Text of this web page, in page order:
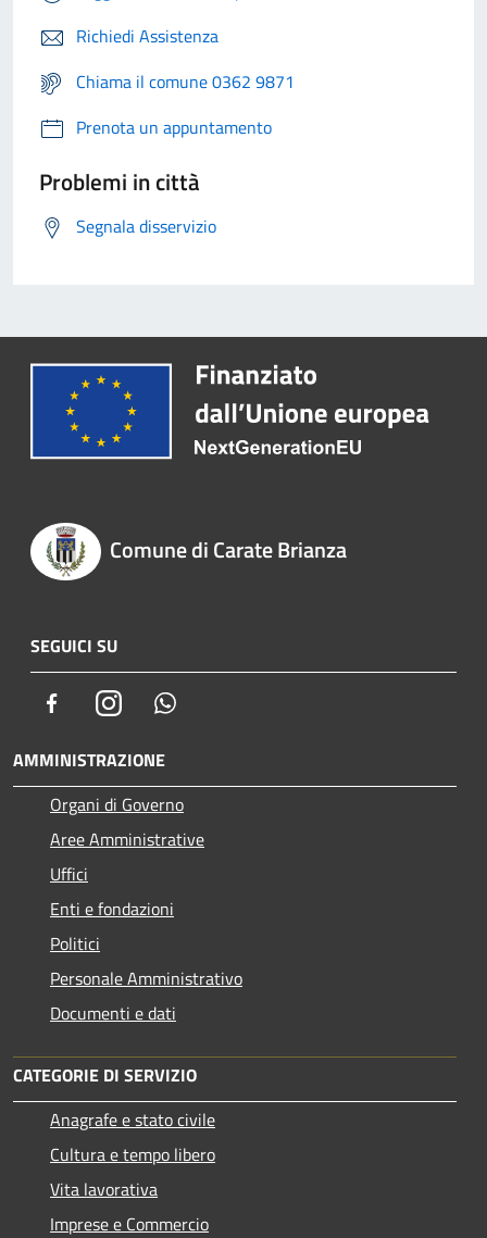
Richiedi Assistenza
Chiama il comune 0362 9871
Prenota un appuntamento
Problemi in città
Segnala disservizio
Comune di Carate Brianza
SEGUICI SU
FacebookInstagram
AMMINISTRAZIONE
Organi di Governo
Aree Amministrative
Uffici
Enti e fondazioni
Politici
Personale Amministrativo
Documenti e dati
CATEGORIE DI SERVIZIO
Anagrafe e stato civile
Cultura e tempo libero
Vita lavorativa
Imprese e Commercio